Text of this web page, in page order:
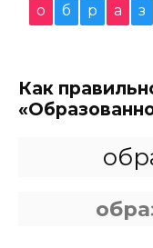
о б р а з
Как